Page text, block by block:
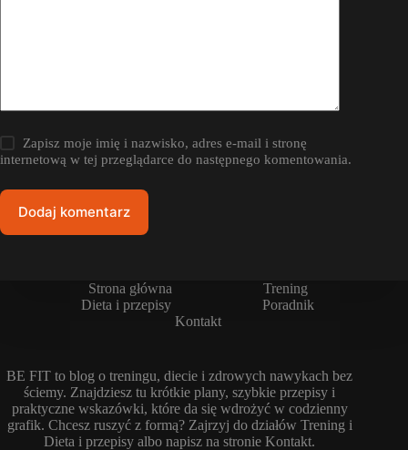
Zapisz moje imię i nazwisko, adres e-mail i stronę
internetową w tej przeglądarce do następnego komentowania.
Dodaj komentarz
Strona główna
Trening
Dieta i przepisy
Poradnik
Kontakt
BE FIT to blog o treningu, diecie i zdrowych nawykach bez
ściemy. Znajdziesz tu krótkie plany, szybkie przepisy i
praktyczne wskazówki, które da się wdrożyć w codzienny
grafik. Chcesz ruszyć z formą? Zajrzyj do działów Trening i
Dieta i przepisy albo napisz na stronie Kontakt.